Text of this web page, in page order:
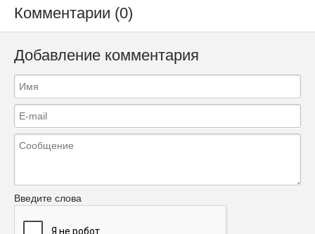
Комментарии (0)
Добавление комментария
Введите слова